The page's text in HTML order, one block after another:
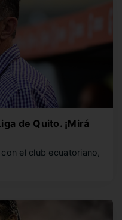
de Quito. ¡Mirá
el club ecuatoriano,